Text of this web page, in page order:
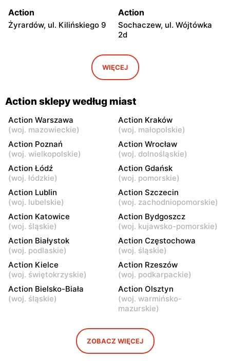
Action
Żyrardów, ul. Kilińskiego 9
Action
Sochaczew, ul. Wójtówka
2d
Wyszków, ul. Pułtuska 96
Action
Warka, ul. Puławska 30a
Pułtusk, ul. Ignacego
Daszyńskiego 11
Garwolin, ul. Kościuszki 61
Action
Rawa Mazowiecka, ul.
Władysława Stanisława
Reymonta 5
Action
Władysławowo, ul.
Ciechanowska 65
Action
Kozienice, ul. Warszawska
34
Action
Sokołów Podlaski, ul.
Węgrowska 1C
Action
Przasnysz, ul. Marsz.
Józefa Piłsudskiego 91
Action
Siedlce, ul. Gen. Franciszka
Kleeberga 6
Action
Ostrów Mazowiecka, ul.
Lubiejewska 63
Action
Radom, ul. Andrzeja Struga
102
Action
WIĘCEJ
Action sklepy według miast
Action Warszawa
(woj. mazowieckie)
Action Kraków
(woj. małopolskie)
Action Poznań
(woj. wielkopolskie)
Action Wrocław
(woj. dolnośląskie)
Action Łódź
(woj. łódzkie)
Action Gdańsk
(woj. pomorskie)
Action Lublin
(woj. lubelskie)
Action Szczecin
(woj. zachodniopomorskie)
Action Katowice
(woj. śląskie)
Action Bydgoszcz
(woj. kujawsko-pomorskie)
Action Białystok
(woj. podlaskie)
Action Częstochowa
(woj. śląskie)
Action Kielce
(woj. świętokrzyskie)
Action Rzeszów
(woj. podkarpackie)
Action Bielsko-Biała
(woj. śląskie)
Action Olsztyn
(woj. warmińsko-
mazurskie)
ZOBACZ WIĘCEJ